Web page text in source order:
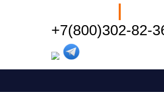
+7(800)302-82-